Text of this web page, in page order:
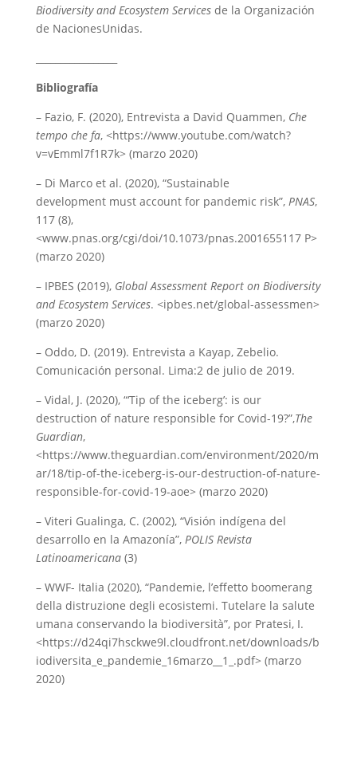
Biodiversity and Ecosystem Servicesde la Organización
de NacionesUnidas.
Bibliografía
– Fazio, F. (2020), Entrevista a David Quammen, Che
tempo che fa, <https://www.youtube.com/watch?
v=vEmml7f1R7k> (marzo 2020)
– Di Marco et al. (2020), “Sustainable
development must account for pandemic risk”, PNAS,
117 (8),
<www.pnas.org/cgi/doi/10.1073/pnas.2001655117 P>
(marzo 2020)
– IPBES (2019), Global Assessment Report on Biodiversity
and Ecosystem Services. <ipbes.net/global-assessmen>
(marzo 2020)
– Oddo, D. (2019). Entrevista a Kayap, Zebelio.
Comunicación personal. Lima:2 de julio de 2019.
– Vidal, J. (2020), “‘Tip of the iceberg’: is our
destruction of nature responsible for Covid-19?”,The
Guardian,
<https://www.theguardian.com/environment/2020/m
ar/18/tip-of-the-iceberg-is-our-destruction-of-nature-
responsible-for-covid-19-aoe> (marzo 2020)
– Viteri Gualinga, C. (2002), “Visión indígena del
desarrollo en la Amazonía”, POLIS Revista
Latinoamericana(3)
– WWF- Italia (2020), “Pandemie, l’effetto boomerang
della distruzione degli ecosistemi. Tutelare la salute
umana conservando la biodiversità”, por Pratesi, I.
<https://d24qi7hsckwe9l.cloudfront.net/downloads/b
iodiversita_e_pandemie_16marzo__1_.pdf> (marzo
2020)